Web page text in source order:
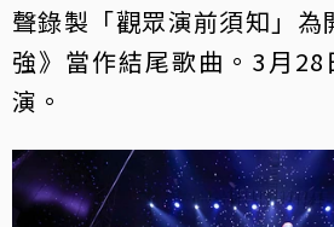
聲錄製「觀眾演前須知」為
強》當作結尾歌曲。3月
演。